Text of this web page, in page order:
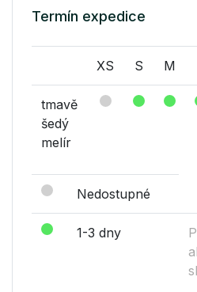
Termín expedice
XS S M
tmavě
šedý
melír
Nedostupné
1-3 dny